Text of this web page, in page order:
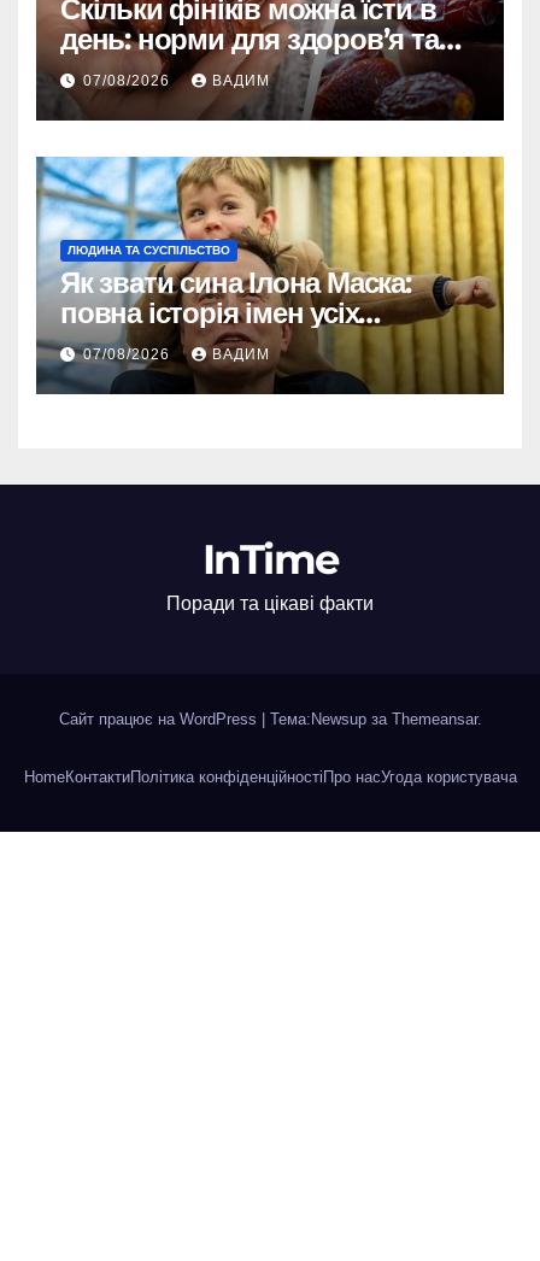
Скільки фініків можна їсти в
день: норми для здоров’я та
енергії
07/08/2026 ВАДИМ
ЛЮДИНА ТА СУСПІЛЬСТВО
Як звати сина Ілона Маска:
повна історія імен усіх
хлопчиків мільярдера
07/08/2026 ВАДИМ
InTime
Поради та цікаві факти
Сайт працює на WordPress Тема:Newsup за Themeansar.
HomeКонтактиПолітика конфіденційності Про насУгода користувача